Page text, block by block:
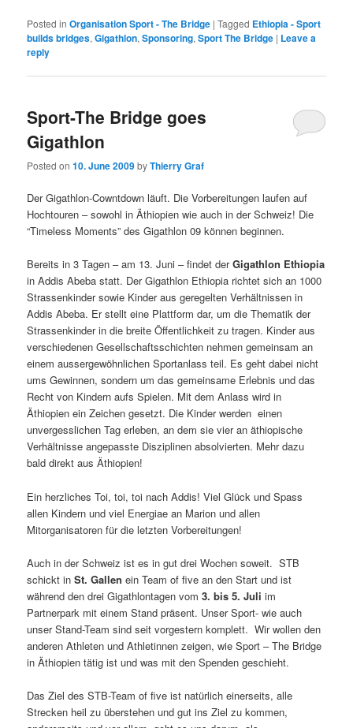
Posted in Organisation Sport - The Bridge |Tagged Ethiopia - Sport
builds bridges,Gigathlon,Sponsoring,Sport The Bridge | Leave a
reply
Sport-The Bridge goes
Gigathlon
Posted on10. June 2009byThierry Graf
Der Gigathlon-Cowntdown läuft. Die Vorbereitungen laufen auf
Hochtouren – sowohl in Äthiopien wie auch in der Schweiz! Die
“Timeless Moments” des Gigathlon 09 können beginnen.
Bereits in 3 Tagen – am 13. Juni – findet derGigathlon Ethiopia
in Addis Abeba statt. Der Gigathlon Ethiopia richtet sich an 1000
Strassenkinder sowie Kinder aus geregelten Verhältnissen in
Addis Abeba. Er stellt eine Plattform dar, um die Thematik der
Strassenkinder in die breite Öffentlichkeit zu tragen. Kinder aus
verschiedenen Gesellschaftsschichten nehmen gemeinsam an
einem aussergewöhnlichen Sportanlass teil. Es geht dabei nicht
ums Gewinnen, sondern um das gemeinsame Erlebnis und das
Recht von Kindern aufs Spielen. Mit dem Anlass wird in
Äthiopien ein Zeichen gesetzt. Die Kinder werden einen
unvergesslichen Tag erleben, an dem sie vier an äthiopische
Verhältnisse angepasste Disziplinen absolvierten. Mehr dazu
bald direkt aus Äthiopien!
Ein herzliches Toi, toi, toi nach Addis! Viel Glück und Spass
allen Kindern und viel Energiae an Marion und allen
Mitorganisatoren für die letzten Vorbereitungen!
Auch in der Schweiz ist es in gut drei Wochen soweit. STB
schickt inSt. Gallenein Team of five an den Start und ist
während den drei Gigathlontagen vom3. bis 5. Juli im
Partnerpark mit einem Stand präsent. Unser Sport- wie auch
unser Stand-Team sind seit vorgestern komplett. Wir wollen den
anderen Athleten und Athletinnen zeigen, wie Sport – The Bridge
in Äthiopien tätig ist und was mit den Spenden geschieht.
Das Ziel des STB-Team of five ist natürlich einerseits, alle
Strecken heil zu überstehen und gut ins Ziel zu kommen,